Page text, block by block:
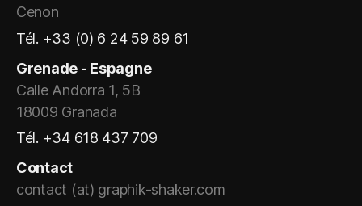
Cenon
Tél. +33 (0) 6 24 59 89 61
Grenade - Espagne
Calle Andorra 1, 5B
18009 Granada
Tél. +34 618 437 709
Contact
contact (at) graphik-shaker.com